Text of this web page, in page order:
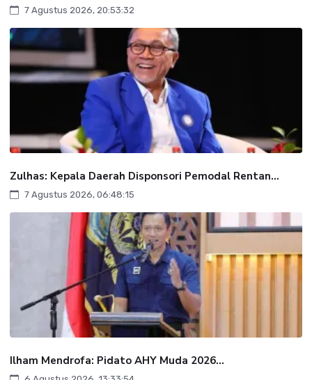
7 Agustus 2026, 20:53:32
Zulhas: Kepala Daerah Disponsori Pemodal Rentan...
7 Agustus 2026, 06:48:15
Ilham Mendrofa: Pidato AHY Muda 2026...